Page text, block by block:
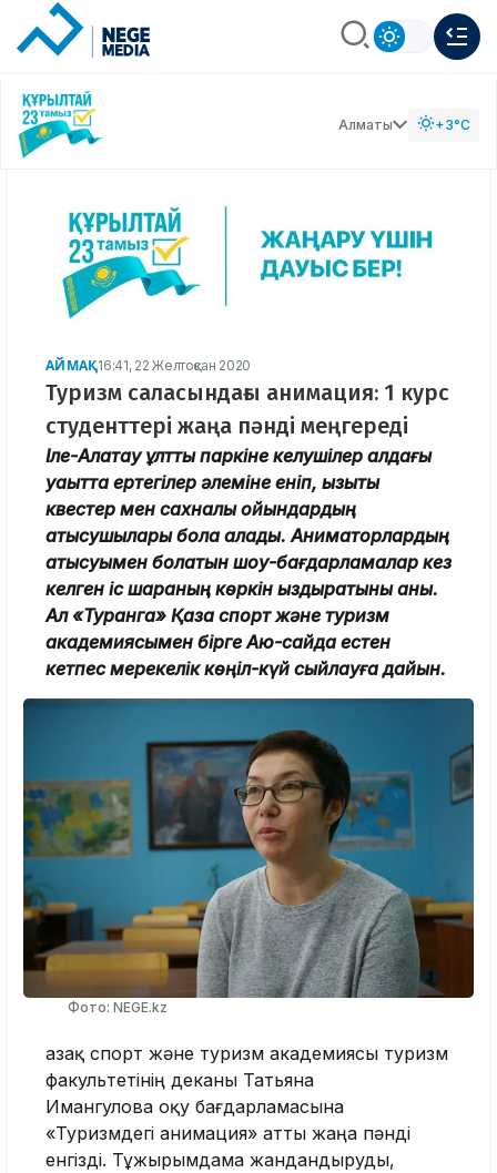
Алматы +3°C
АЙМАҚ16:41, 22 Желтоқсан 2020
Туризм саласындағы анимация: 1 курс
студенттері жаңа пәнді меңгереді
Іле-Алатау ұлттық паркіне келушілер алдағы
уақытта ертегілер әлеміне еніп, қызықты
квестер мен сахналық ойындардың
қатысушылары бола алады. Аниматорлардың
қатысуымен болатын шоу-бағдарламалар кез
келген іс шараның көркін қыздыратыны анық.
Ал «Туранга» Қазақ спорт және туризм
академиясымен бірге Аю-сайда естен
кетпес мерекелік көңіл-күй сыйлауға дайын.
Фото: NEGE.kz
Қазақ спорт және туризм академиясы туризм
факультетінің деканы Татьяна
Имангулова оқу бағдарламасына
«Туризмдегі анимация» атты жаңа пәнді
енгізді. Тұжырымдама жандандыруды,